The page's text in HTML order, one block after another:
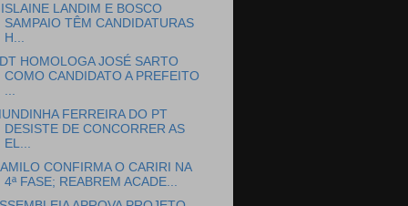
LANDIM E BOSCO
SAMPAIO TÊM CANDIDATURAS
H...
HOMOLOGA JOSÉ SARTO
COMO CANDIDATO A PREFEITO
FERREIRA DO PT
DESISTE DE CONCORRER AS
EL...
CONFIRMA O CARIRI NA
4ª FASE; REABREM ACADE...